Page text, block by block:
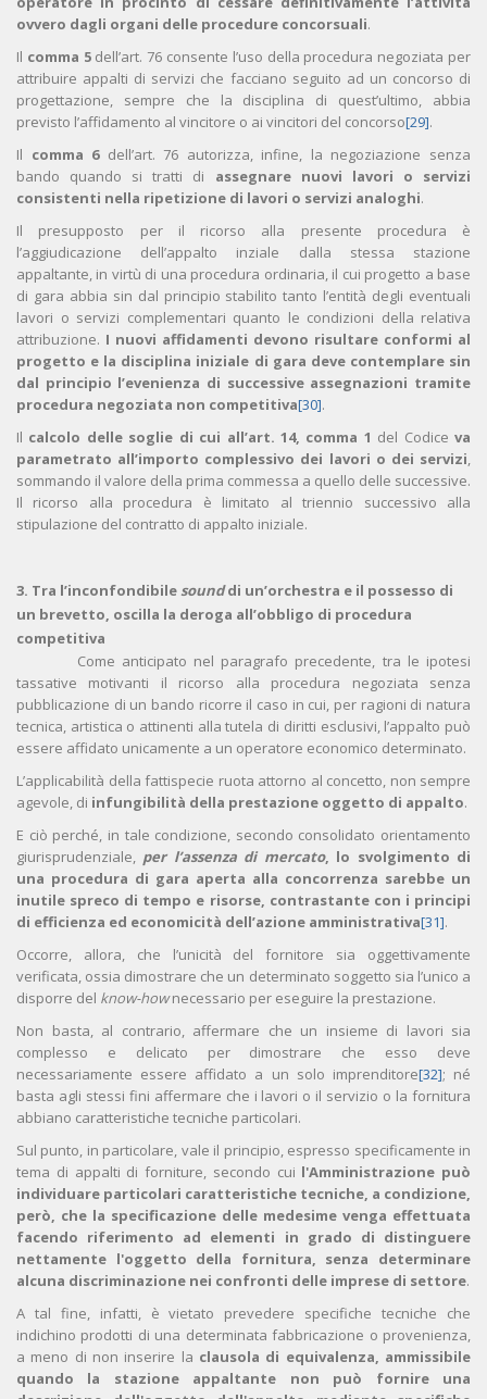
ovvero dagli organi delle procedure concorsuali.
Il comma 5dell’art. 76 consente l’uso della procedura negoziata per
attribuire appalti di servizi che facciano seguito ad un concorso di
progettazione, sempre che la disciplina di quest’ultimo, abbia
previsto l’affidamento al vincitore o ai vincitori del concorso[29].
Il comma 6dell’art. 76 autorizza, infine, la negoziazione senza
bando quando si tratti di assegnare nuovi lavori o servizi
consistenti nella ripetizione di lavori o servizi analoghi.
Il presupposto per il ricorso alla presente procedura è
l’aggiudicazione dell’appalto inziale dalla stessa stazione
appaltante, in virtù di una procedura ordinaria, il cui progetto a base
di gara abbia sin dal principio stabilito tanto l’entità degli eventuali
lavori o servizi complementari quanto le condizioni della relativa
attribuzione. I nuovi affidamenti devono risultare conformi al
progetto e la disciplina iniziale di gara deve contemplare sin
dal principio l’evenienza di successive assegnazioni tramite
procedura negoziata non competitiva[30].
Il calcolo delle soglie di cui all’art. 14, comma 1 del Codiceva
parametrato all’importo complessivo dei lavori o dei servizi,
sommando il valore della prima commessa a quello delle successive.
Il ricorso alla procedura è limitato al triennio successivo alla
stipulazione del contratto di appalto iniziale.
3. Tra l’inconfondibile sounddi un’orchestra e il possesso di
un brevetto, oscilla la deroga all’obbligo di procedura
competitiva
Come anticipato nel paragrafo precedente, tra le ipotesi
tassative motivanti il ricorso alla procedura negoziata senza
pubblicazione di un bando ricorre il caso in cui, per ragioni di natura
tecnica, artistica o attinenti alla tutela di diritti esclusivi, l’appalto può
essere affidato unicamente a un operatore economico determinato.
L’applicabilità della fattispecie ruota attorno al concetto, non sempre
agevole, di infungibilità della prestazione oggetto di appalto.
E ciò perché, in tale condizione, secondo consolidato orientamento
giurisprudenziale, per l’assenza di mercato, lo svolgimento di
una procedura di gara aperta alla concorrenza sarebbe un
inutile spreco di tempo e risorse, contrastante con i principi
di efficienza ed economicità dell’azione amministrativa[31].
Occorre, allora, che l’unicità del fornitore sia oggettivamente
verificata, ossia dimostrare che un determinato soggetto sia l’unico a
disporre del know-hownecessario per eseguire la prestazione.
Non basta, al contrario, affermare che un insieme di lavori sia
complesso e delicato per dimostrare che esso deve
necessariamente essere affidato a un solo imprenditore[32]; né
basta agli stessi fini affermare che i lavori o il servizio o la fornitura
abbiano caratteristiche tecniche particolari.
Sul punto, in particolare, vale il principio, espresso specificamente in
tema di appalti di forniture, secondo cui l'Amministrazione può
individuare particolari caratteristiche tecniche, a condizione,
però, che la specificazione delle medesime venga effettuata
facendo riferimento ad elementi in grado di distinguere
nettamente l'oggetto della fornitura, senza determinare
alcuna discriminazione nei confronti delle imprese di settore.
A tal fine, infatti, è vietato prevedere specifiche tecniche che
indichino prodotti di una determinata fabbricazione o provenienza,
a meno di non inserire la clausola di equivalenza, ammissibile
quando la stazione appaltante non può fornire una